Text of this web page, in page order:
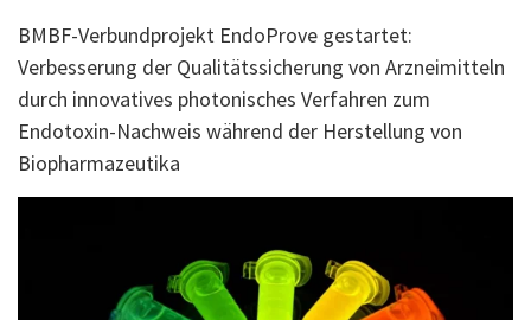
BMBF-Verbundprojekt EndoProve gestartet:
Verbesserung der Qualitätssicherung von Arzneimitteln
durch innovatives photonisches Verfahren zum
Endotoxin-Nachweis während der Herstellung von
Biopharmazeutika